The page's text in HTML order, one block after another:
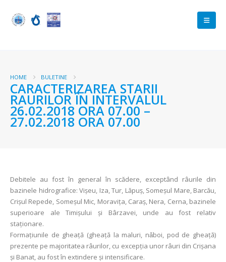
HOME BULETINE
CARACTERIZAREA STARII
RAURILOR ÎN INTERVALUL
26.02.2018 ORA 07.00 –
27.02.2018 ORA 07.00
Debitele au fost în general în scădere, exceptând râurile din
bazinele hidrografice: Vișeu, Iza, Tur, Lăpuș, Someșul Mare, Barcău,
Crișul Repede, Someșul Mic, Moravița, Caraș, Nera, Cerna, bazinele
superioare ale Timișului și Bârzavei, unde au fost relativ
staţionare.
Formaţiunile de gheaţă (gheaţă la maluri, nǎboi, pod de gheaţă)
prezente pe majoritatea râurilor, cu excepția unor râuri din Crișana
și Banat, au fost în extindere și intensificare.